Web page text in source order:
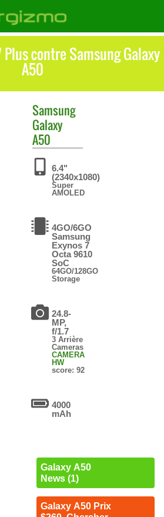
contre Samsung Galaxy
A50
Samsung
Galaxy
A50
6.4"
(2340x1080)
Super
AMOLED
4GO/6GO
Samsung
Exynos 7
Octa 9610
SoC
64GO/128GO
Storage
24.8-
MP,
f/1.7
3 Arrière
Cameras
CAMERA
HW
score: 92
4000
mAh
Galaxy A50
News (1)
Galaxy A50 Prix